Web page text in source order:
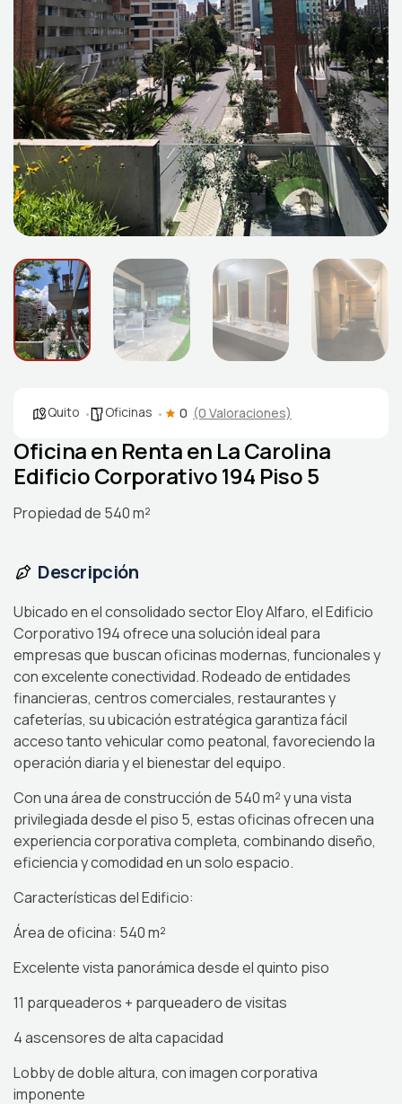
Quito Oficinas 0 (0 Valoraciones)
Oficina en Renta en La Carolina
Edificio Corporativo 194 Piso 5
Propiedad de 540 m²
Descripción
Ubicado en el consolidado sector Eloy Alfaro, el Edificio
Corporativo 194 ofrece una solución ideal para
empresas que buscan oficinas modernas, funcionales y
con excelente conectividad. Rodeado de entidades
financieras, centros comerciales, restaurantes y
cafeterías, su ubicación estratégica garantiza fácil
acceso tanto vehicular como peatonal, favoreciendo la
operación diaria y el bienestar del equipo.
Con una área de construcción de 540 m² y una vista
privilegiada desde el piso 5, estas oficinas ofrecen una
experiencia corporativa completa, combinando diseño,
eficiencia y comodidad en un solo espacio.
Características del Edificio:
Área de oficina: 540 m²
Excelente vista panorámica desde el quinto piso
11 parqueaderos + parqueadero de visitas
4 ascensores de alta capacidad
Lobby de doble altura, con imagen corporativa
imponente